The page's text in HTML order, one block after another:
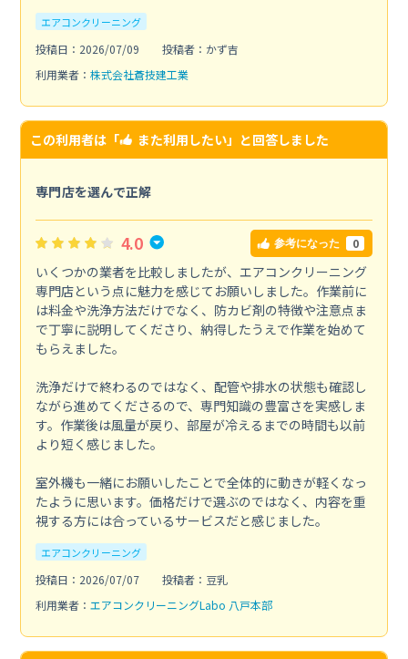
エアコンクリーニング
投稿日：2026/07/09
投稿者：かず吉
利用業者： 株式会社蒼技建工業
この利用者は「 また利用したい」と回答しました
専門店を選んで正解
4.0 参考になった 0
いくつかの業者を比較しましたが、エアコンクリーニング
専門店という点に魅力を感じてお願いしました。作業前に
は料金や洗浄方法だけでなく、防カビ剤の特徴や注意点ま
で丁寧に説明してくださり、納得したうえで作業を始めて
もらえました。
洗浄だけで終わるのではなく、配管や排水の状態も確認し
ながら進めてくださるので、専門知識の豊富さを実感しま
す。作業後は風量が戻り、部屋が冷えるまでの時間も以前
より短く感じました。
室外機も一緒にお願いしたことで全体的に動きが軽くなっ
たように思います。価格だけで選ぶのではなく、内容を重
視する方には合っているサービスだと感じました。
エアコンクリーニング
投稿日：2026/07/07
投稿者：豆乳
利用業者： エアコンクリーニングLabo 八戸本部